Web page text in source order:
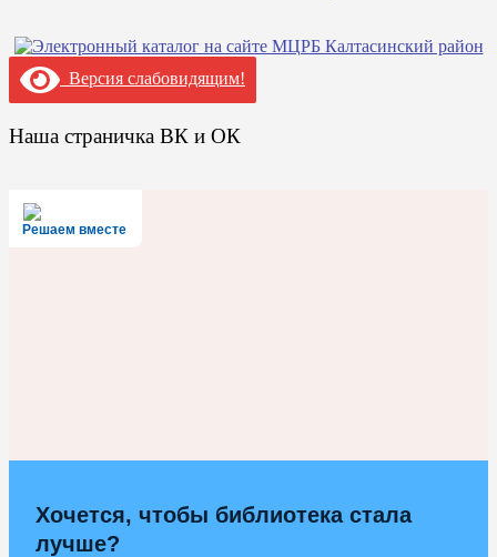
Версия слабовидящим!
Наша страничка ВК и ОК
Решаем вместе
Хочется, чтобы библиотека стала
лучше?